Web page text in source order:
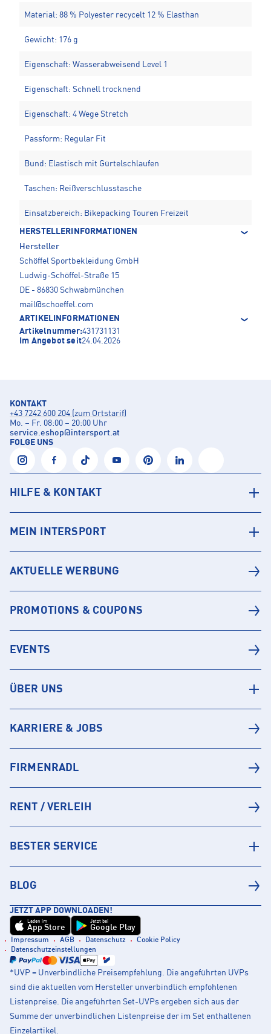
Material: 88 % Polyester recycelt 12 % Elasthan
Gewicht: 176 g
Eigenschaft: Wasserabweisend Level 1
Eigenschaft: Schnell trocknend
Eigenschaft: 4 Wege Stretch
Passform: Regular Fit
Bund: Elastisch mit Gürtelschlaufen
Taschen: Reißverschlusstasche
Einsatzbereich: Bikepacking Touren Freizeit
HERSTELLERINFORMATIONEN
Hersteller
Schöffel Sportbekleidung GmbH
Ludwig-Schöffel-Straße 15
DE - 86830 Schwabmünchen
mail@schoeffel.com
ARTIKELINFORMATIONEN
Artikelnummer:431731131
Im Angebot seit24.04.2026
KONTAKT
+43 7242 600 204 (zum Ortstarif)
Mo. – Fr. 08:00 – 20:00 Uhr
service.eshop@intersport.at
FOLGE UNS
HILFE & KONTAKT
MEIN INTERSPORT
AKTUELLE WERBUNG
PROMOTIONS & COUPONS
EVENTS
ÜBER UNS
KARRIERE & JOBS
FIRMENRADL
RENT / VERLEIH
BESTER SERVICE
BLOG
JETZT APP DOWNLOADEN!
Laden im
App Store
Jetzt bei
Google Play
Impressum AGB Datenschutz
Cookie Policy
Datenschutzeinstellungen
*UVP = Unverbindliche Preisempfehlung. Die angeführten UVPs
sind die aktuellen vom Hersteller unverbindlich empfohlenen
Listenpreise. Die angeführten Set-UVPs ergeben sich aus der
Summe der unverbindlichen Listenpreise der im Set enthaltenen
Einzelartikel.